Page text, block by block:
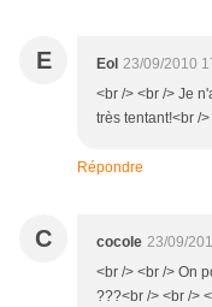
E Eol 23/09/2010
<br /> <br /> Je
très tentant!<br /
Répondre
C cocole 23/09/
<br /> <br /> On
???<br /> <br />